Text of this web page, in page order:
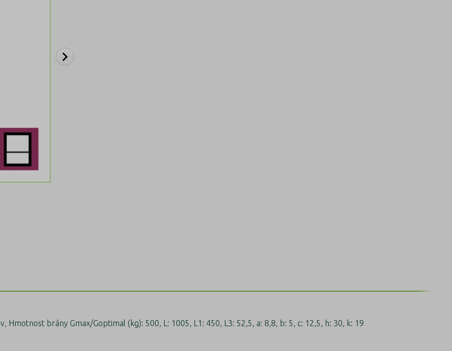
Hmotnost brány Gmax/Goptimal (kg): 500, L: 1005, L1: 450, L3: 52,5, a: 8,8, b: 5, c: 12,5, h: 30, k: 19